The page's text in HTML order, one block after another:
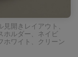
開きレイアウト、
ホルダー、ネイビ
ホワイト、クリーン